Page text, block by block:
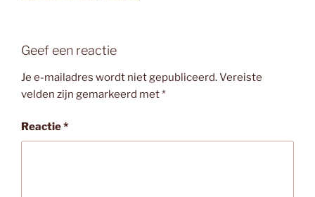
Geef een reactie
Je e-mailadres wordt niet gepubliceerd.Vereiste
velden zijn gemarkeerd met*
Reactie*